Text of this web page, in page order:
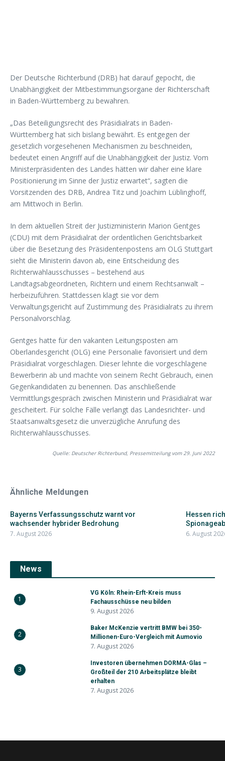
Der Deutsche Richterbund (DRB) hat darauf gepocht, die
Unabhängigkeit der Mitbestimmungsorgane der Richterschaft
in Baden-Württemberg zu bewahren.
„Das Beteiligungsrecht des Präsidialrats in Baden-
Württemberg hat sich bislang bewährt. Es entgegen der
gesetzlich vorgesehenen Mechanismen zu beschneiden,
bedeutet einen Angriff auf die Unabhängigkeit der Justiz. Vom
Ministerpräsidenten des Landes hätten wir daher eine klare
Positionierung im Sinne der Justiz erwartet“, sagten die
Vorsitzenden des DRB, Andrea Titz und Joachim Lüblinghoff,
am Mittwoch in Berlin.
In dem aktuellen Streit der Justizministerin Marion Gentges
(CDU) mit dem Präsidialrat der ordentlichen Gerichtsbarkeit
über die Besetzung des Präsidentenpostens am OLG Stuttgart
sieht die Ministerin davon ab, eine Entscheidung des
Richterwahlausschusses – bestehend aus
Landtagsabgeordneten, Richtern und einem Rechtsanwalt –
herbeizuführen. Stattdessen klagt sie vor dem
Verwaltungsgericht auf Zustimmung des Präsidialrats zu ihrem
Personalvorschlag.
Gentges hatte für den vakanten Leitungsposten am
Oberlandesgericht (OLG) eine Personalie favorisiert und dem
Präsidialrat vorgeschlagen. Dieser lehnte die vorgeschlagene
Bewerberin ab und machte von seinem Recht Gebrauch, einen
Gegenkandidaten zu benennen. Das anschließende
Vermittlungsgespräch zwischen Ministerin und Präsidialrat war
gescheitert. Für solche Fälle verlangt das Landesrichter- und
Staatsanwaltsgesetz die unverzügliche Anrufung des
Richterwahlausschusses.
Quelle: Deutscher Richterbund, Pressemitteilung vom 29. Juni 2022
Ähnliche Meldungen
Bayerns Verfassungsschutz warnt vor
wachsender hybrider Bedrohung
7. August 2026
Hessen
6. August
News
1
VG Köln: Rhein-Erft-Kreis muss
Fachausschüsse neu bilden
9. August 2026
2
Baker McKenzie vertritt BMW bei 350-
Millionen-Euro-Vergleich mit Aumovio
7. August 2026
3
Investoren übernehmen DORMA-Glas –
Großteil der 210 Arbeitsplätze bleibt
erhalten
7. August 2026